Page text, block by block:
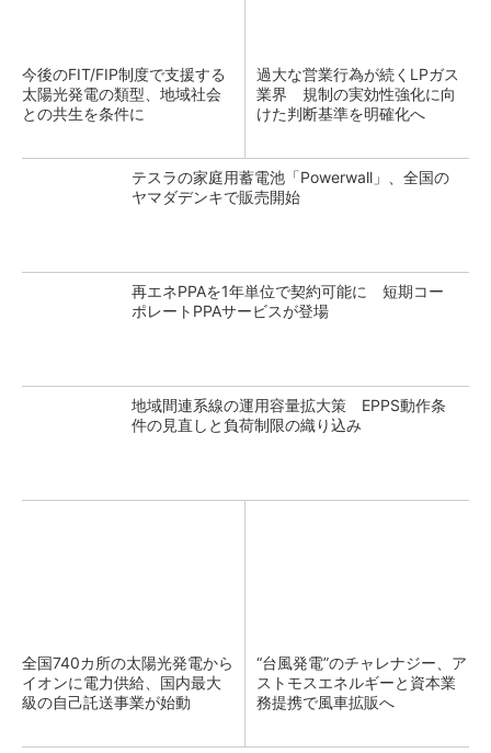
今後のFIT/FIP制度で支援する
太陽光発電の類型、地域社会
との共生を条件に
過大な営業行為が続くLPガス
業界 規制の実効性強化に向
けた判断基準を明確化へ
テスラの家庭用蓄電池「Powerwall」、全国の
ヤマダデンキで販売開始
再エネPPAを1年単位で契約可能に 短期コー
ポレートPPAサービスが登場
地域間連系線の運用容量拡大策 EPPS動作条
件の見直しと負荷制限の織り込み
全国740カ所の太陽光発電から
イオンに電力供給、国内最大
級の自己託送事業が始動
“台風発電”のチャレナジー、ア
ストモスエネルギーと資本業
務提携で風車拡販へ